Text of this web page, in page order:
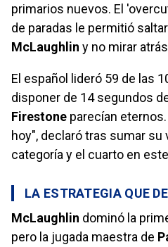
primarios nuevos. El
de paradas le permitió
McLaughlin y no mirar
El español lideró 59 de las
disponer de 14 segundos
Firestone parecían
hoy", declaró tras sumar
categoría y el cuarto en
LA ESTRATEGIA QUE
McLaughlin dominó la
pero la jugada maestra de